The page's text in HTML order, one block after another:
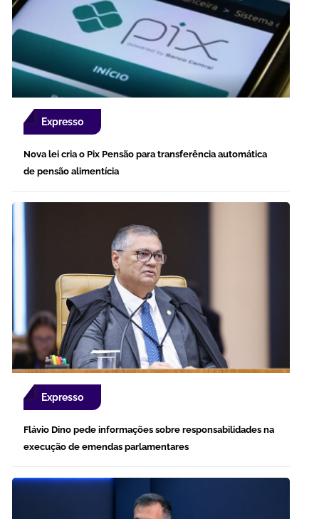
Expresso
Nova lei cria o Pix Pensão para transferência automática
de pensão alimentícia
Expresso
Flávio Dino pede informações sobre responsabilidades na
execução de emendas parlamentares